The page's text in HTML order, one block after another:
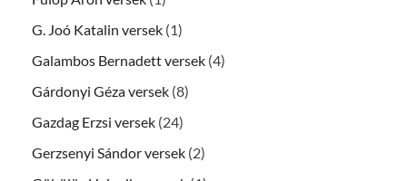
G. Joó Katalin versek (1)
Galambos Bernadett versek (4)
Gárdonyi Géza versek (8)
Gazdag Erzsi versek (24)
Gerzsenyi Sándor versek (2)